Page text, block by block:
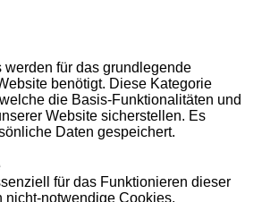
für das grundlegende
benötigt. Diese Kategorie
die Basis-Funktionalitäten und
Website sicherstellen. Es
Daten gespeichert.
für das Funktionieren dieser
nicht-notwendige Cookies.